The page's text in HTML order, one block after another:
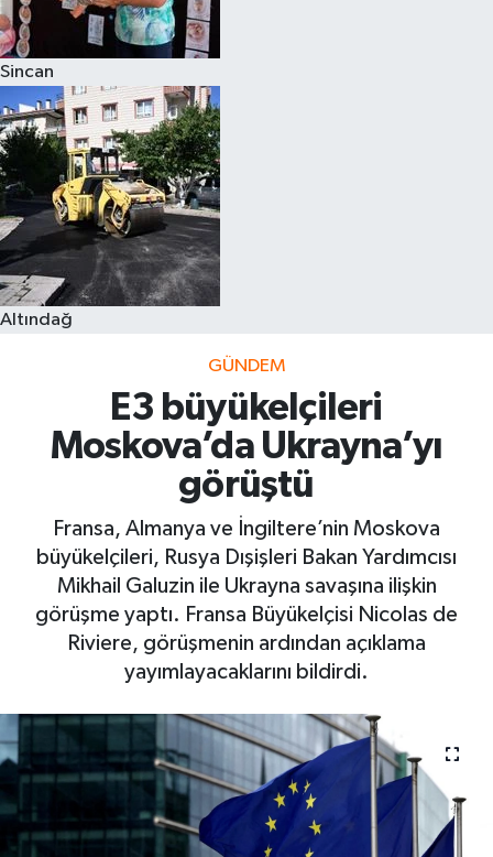
Sincan
Altındağ
GÜNDEM
E3 büyükelçileri
Moskova’da Ukrayna’yı
görüştü
Fransa, Almanya ve İngiltere’nin Moskova
büyükelçileri, Rusya Dışişleri Bakan Yardımcısı
Mikhail Galuzin ile Ukrayna savaşına ilişkin
görüşme yaptı. Fransa Büyükelçisi Nicolas de
Riviere, görüşmenin ardından açıklama
yayımlayacaklarını bildirdi.